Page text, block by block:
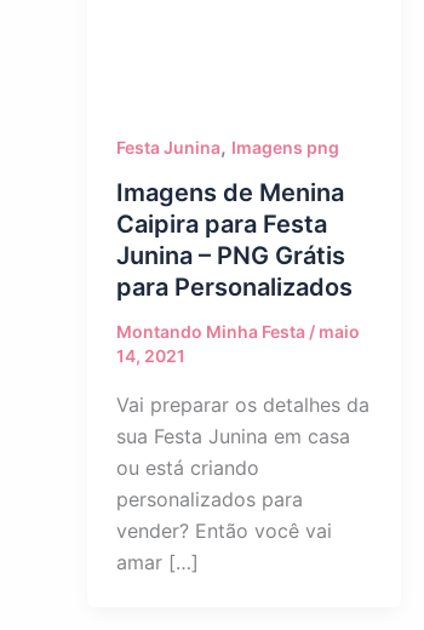
Festa Junina, Imagens png
Imagens de Menina
Caipira para Festa
Junina – PNG Grátis
para Personalizados
Montando Minha Festa / maio
14, 2021
Vai preparar os detalhes da
sua Festa Junina em casa
ou está criando
personalizados para
vender? Então você vai
amar […]